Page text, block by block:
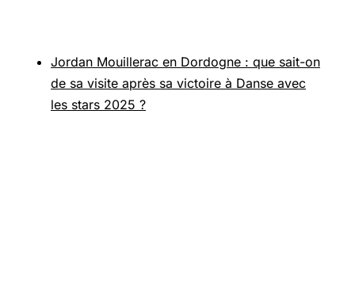
Jordan Mouillerac en Dordogne : que sait-on
de sa visite après sa victoire à Danse avec
les stars 2025 ?